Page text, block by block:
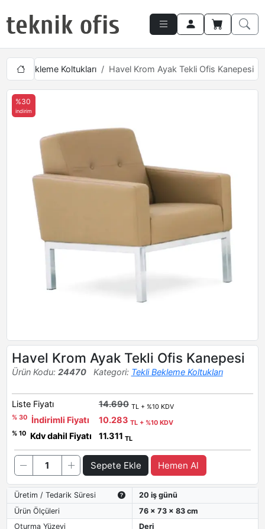
Tekli Bekleme Koltukları Havel Krom Ayak Tekli Ofis Kanepesi
%30
indirim
Havel Krom Ayak Tekli Ofis Kanepesi
Ürün Kodu: 24470 Kategori: Tekli Bekleme Koltukları
Liste Fiyatı 14.690 TL + %10 KDV
% 30
İndirimli Fiyatı 10.283 TL + %10 KDV
% 10
Kdv dahil Fiyatı 11.311 TL
Sepete Ekle Hemen Al
Üretim / Tedarik Süresi
20 iş günü
Ürün Ölçüleri
76 x 73 x 83 cm
Oturma Yüzeyi
Deri